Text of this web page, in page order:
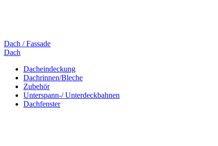
Dach / Fassade
Dach
Dacheindeckung
Dachrinnen/Bleche
Zubehör
Unterspann-/ Unterdeckbahnen
Dachfenster